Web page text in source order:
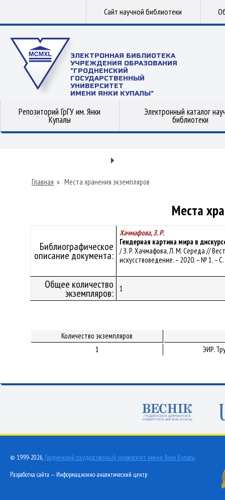
Сайт научной библиотеки
ЭЛЕКТРОННАЯ БИБЛИОТЕКА
УЧРЕЖДЕНИЯ ОБРАЗОВАНИЯ
"ГРОДНЕНСКИЙ
ГОСУДАРСТВЕННЫЙ
УНИВЕРСИТЕТ
ИМЕНИ ЯНКИ КУПАЛЫ"
Репозиторий ГрГУ им. Янки
Купалы
Электронный каталог
библиотеки
Главная » Места хранения экземпляров
Места
Библиографическое
описание документа:
Хачмафова, З. Р.
Гендерная картина мира в
/ З. Р. Хачмафова, Л. М. Середа //
искусствоведение. – 2020. – № 1. –
Общее количество
экземпляров: 1
Количество экземпляров
1
ЭИР.
© 1999-2026, Гродненский государственный университет имени Янки Купалы
Разработка сайта — Информационно-аналитический центр